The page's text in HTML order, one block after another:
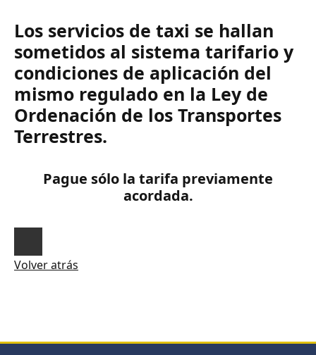
Los servicios de taxi se hallan
sometidos al sistema tarifario y
condiciones de aplicación del
mismo regulado en la Ley de
Ordenación de los Transportes
Terrestres.
Pague sólo la tarifa previamente
acordada.
Volver atrás